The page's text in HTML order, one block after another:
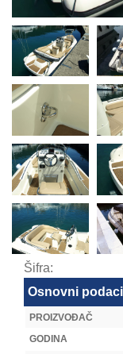
Šifra:
Osnovni podaci
PROIZVOĐAČ
GODINA